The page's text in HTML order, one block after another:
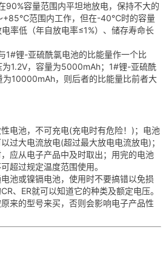
90%容量范围内平坦地放电，保持不大的
+85℃范围内工作，但在-40℃时的容量
率低（年自放电率≤1%）、储存寿命长
1#锂-亚硫酰氯电池的比能量作一个比
1.2V，容量为5000mAh；1#锂-亚硫酰
10000mAh，则后者的比能量比前者大
池，不可充电(充电时有危险！)；电池
过大电流放电(超过最大放电电流放电)；
应从电子产品中及时取出；用完的电池
超过规定温度范围使用。
池或镍镉电池，使用时不要搞错以免损
、ER就可以知道它的种类及额定电压。
来的型号来买，否则会影响电子产品性